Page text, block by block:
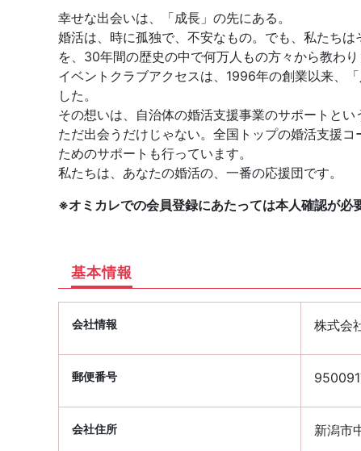
幸せな出会いは、「成長」の先にある。
婚活は、時に孤独で、不安なもの。でも、私たち
を、30年間の歴史の中で何万人もの方々から教わり
イベントクラブアクセスは、1996年の創業以来、
した。
その想いは、自治体の婚活支援事業のサポートとい
ただ出会うだけじゃない。全国トップの婚活支援
ためのサポートも行っています。
私たちは、あなたの婚活の、一番の応援団です。
※オミカレでの会員登録にあたっては本人確認が必
基本情報
会社情報 株式会
郵便番号
会社住所 新潟市